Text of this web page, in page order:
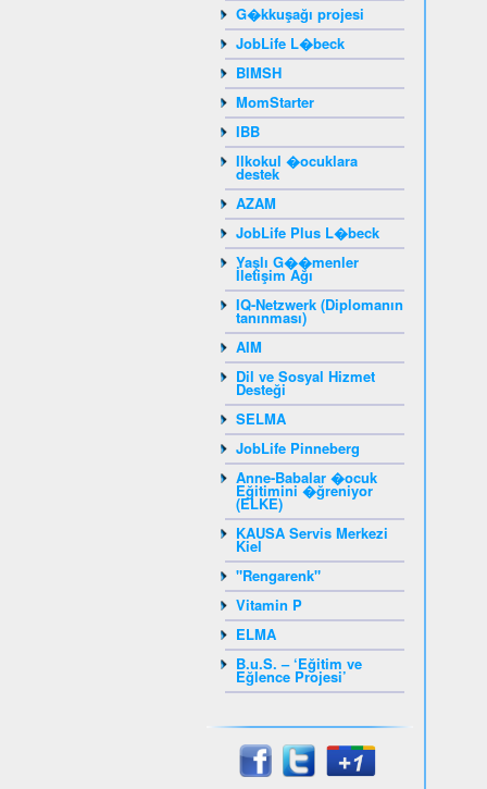
G�kkuşağı projesi
JobLife L�beck
BIMSH
MomStarter
IBB
Ilkokul �ocuklara
destek
AZAM
JobLife Plus L�beck
Yaşlı G��menler
İletişim Ağı
IQ-Netzwerk (Diplomanın
tanınması)
AIM
Dil ve Sosyal Hizmet
Desteği
SELMA
JobLife Pinneberg
Anne-Babalar �ocuk
Eğitimini �ğreniyor
(ELKE)
KAUSA Servis Merkezi
Kiel
"Rengarenk"
Vitamin P
ELMA
B.u.S. – ‘Eğitim ve
Eğlence Projesi’